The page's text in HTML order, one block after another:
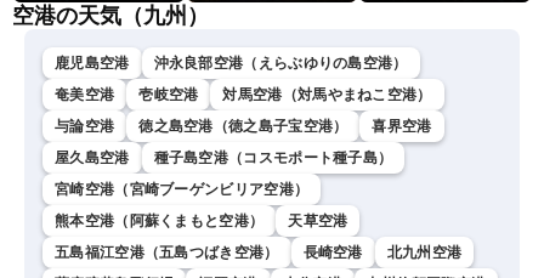
空港の天気（九州）
鹿児島空港
沖永良部空港（えらぶゆりの島空港）
奄美空港
壱岐空港
対馬空港（対馬やまねこ空港）
与論空港
徳之島空港（徳之島子宝空港）
喜界空港
屋久島空港
種子島空港（コスモポート種子島）
宮崎空港（宮崎ブーゲンビリア空港）
熊本空港（阿蘇くまもと空港）
天草空港
五島福江空港（五島つばき空港）
長崎空港
北九州空港